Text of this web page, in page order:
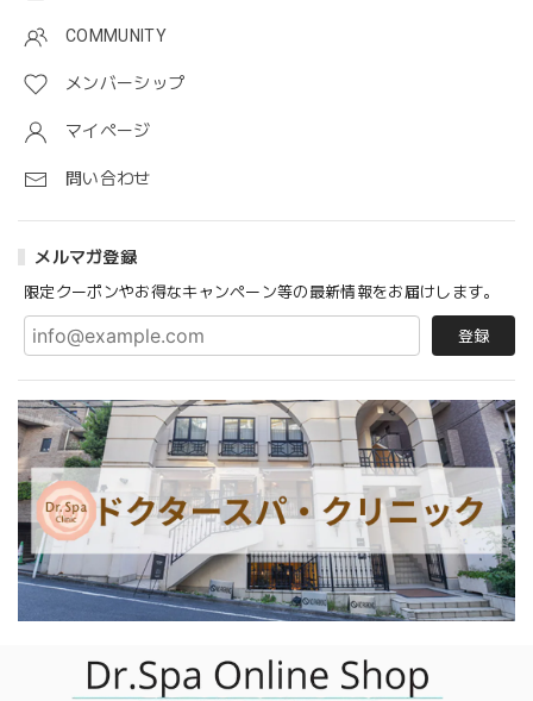
COMMUNITY
メンバーシップ
マイページ
問い合わせ
メルマガ登録
限定クーポンやお得なキャンペーン等の最新情報をお届けします。
登録